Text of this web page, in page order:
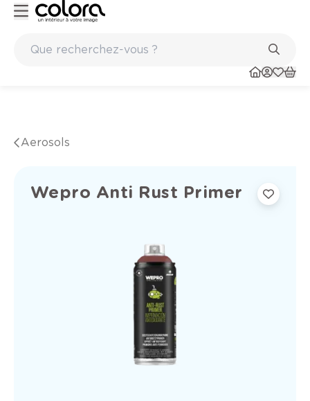
Aerosols
Wepro Anti Rust Primer